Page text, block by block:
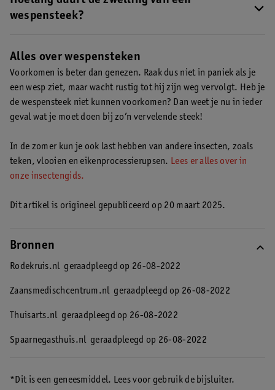
aan jeuk, zwelling, misselijkheid, maag-darmklachten,
gestoken bent. Ben je bijvoorbeeld in je vinger gestoken, maar
zwelt je oog op? Dan is dit waarschijnlijk een allergische reactie.
wespensteek?
verschillende factoren af en is hierdoor niet exact te
voorspellen. Meestal verdwijnt de zwelling na een paar dagen.
Blijf je langer last houden? Neem dan contact op met je huisarts.
Alles over wespensteken
Voorkomen is beter dan genezen. Raak dus niet in paniek als je
een wesp ziet, maar wacht rustig tot hij zijn weg vervolgt. Heb je
de wespensteek niet kunnen voorkomen? Dan weet je nu in ieder
geval wat je moet doen bij zo’n vervelende steek!
In de zomer kun je ook last hebben van andere insecten, zoals
teken, vlooien en eikenprocessierupsen. Lees er alles over in
onze insectengids.
Dit artikel is origineel gepubliceerd op 20 maart 2025.
Bronnen
Rodekruis.nl geraadpleegd op 26-08-2022
Zaansmedischcentrum.nl geraadpleegd op 26-08-2022
Thuisarts.nl geraadpleegd op 26-08-2022
Spaarnegasthuis.nl geraadpleegd op 26-08-2022
*Dit is een geneesmiddel. Lees voor gebruik de bijsluiter.